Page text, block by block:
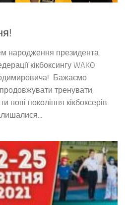
народження президента
кікбоксингу WAKO
Бажаємо
тренувати,
нові покоління кікбоксерів.